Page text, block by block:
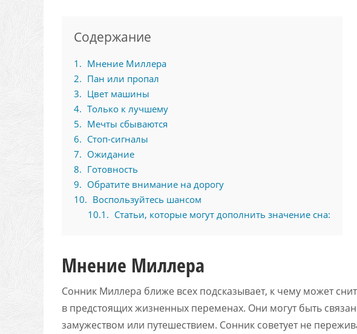
Содержание
1
Мнение Миллера
2
Пан или пропал
3
Цвет машины
4
Только к лучшему
5
Мечты сбываются
6
Стоп-сигналы
7
Ожидание
8
Готовность
9
Обратите внимание на дорогу
10
Воспользуйтесь шансом
10.1
Статьи, которые могут дополнить значение сна:
Мнение Миллера
Сонник Миллера ближе всех подсказывает, к чему может
в предстоящих жизненных переменах. Они могут быть
замужеством или путешествием. Сонник советует не